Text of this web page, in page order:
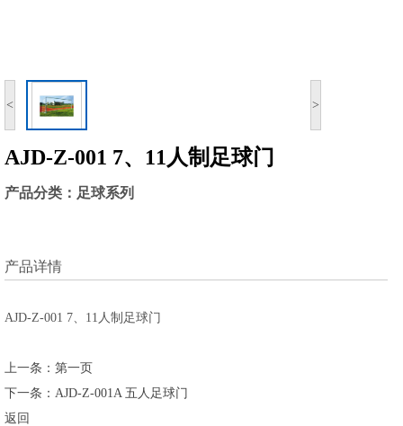
< >
AJD-Z-001 7、11人制足球门
产品分类：足球系列
产品详情
AJD-Z-001 7、11人制足球门
上一条：第一页
下一条：AJD-Z-001A 五人足球门
返回